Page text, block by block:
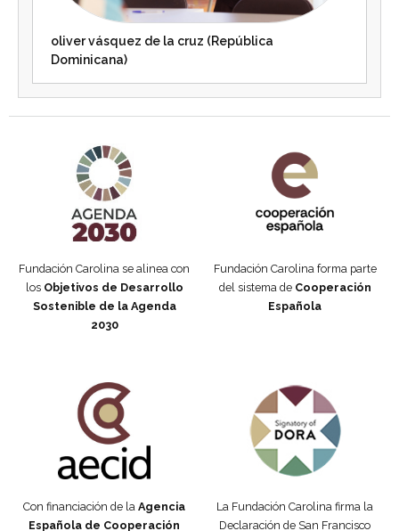
oliver vásquez de la cruz (República
Dominicana)
Fundación Carolina se alinea con
los Objetivos de Desarrollo
Sostenible de la Agenda
2030
Fundación Carolina forma parte
del sistema de Cooperación
Española
Con financiación de la Agencia
Española de Cooperación
La Fundación Carolina firma la
Declaración de San Francisco